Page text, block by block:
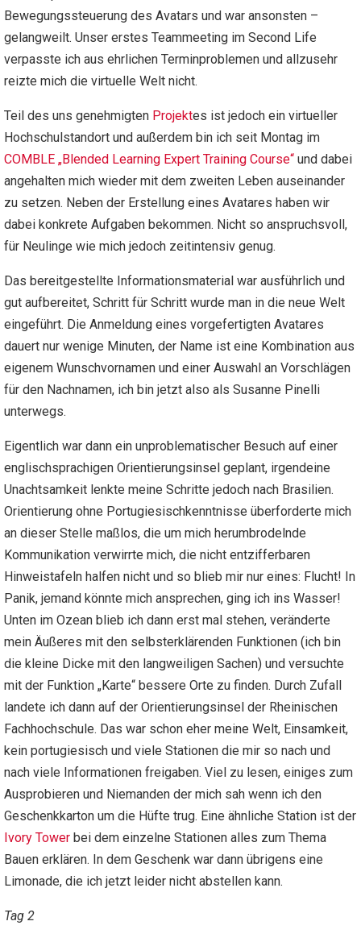
Bewegungssteuerung des Avatars und war ansonsten –
gelangweilt. Unser erstes Teammeeting im Second Life
verpasste ich aus ehrlichen Terminproblemen und allzusehr
reizte mich die virtuelle Welt nicht.
Teil des uns genehmigten Projektes ist jedoch ein virtueller
Hochschulstandort und außerdem bin ich seit Montag im
COMBLE „Blended Learning Expert Training Course“ und dabei
angehalten mich wieder mit dem zweiten Leben auseinander
zu setzen. Neben der Erstellung eines Avatares haben wir
dabei konkrete Aufgaben bekommen. Nicht so anspruchsvoll,
für Neulinge wie mich jedoch zeitintensiv genug.
Das bereitgestellte Informationsmaterial war ausführlich und
gut aufbereitet, Schritt für Schritt wurde man in die neue Welt
eingeführt. Die Anmeldung eines vorgefertigten Avatares
dauert nur wenige Minuten, der Name ist eine Kombination aus
eigenem Wunschvornamen und einer Auswahl an Vorschlägen
für den Nachnamen, ich bin jetzt also als Susanne Pinelli
unterwegs.
Eigentlich war dann ein unproblematischer Besuch auf einer
englischsprachigen Orientierungsinsel geplant, irgendeine
Unachtsamkeit lenkte meine Schritte jedoch nach Brasilien.
Orientierung ohne Portugiesischkenntnisse überforderte mich
an dieser Stelle maßlos, die um mich herumbrodelnde
Kommunikation verwirrte mich, die nicht entzifferbaren
Hinweistafeln halfen nicht und so blieb mir nur eines: Flucht! In
Panik, jemand könnte mich ansprechen, ging ich ins Wasser!
Unten im Ozean blieb ich dann erst mal stehen, veränderte
mein Äußeres mit den selbsterklärenden Funktionen (ich bin
die kleine Dicke mit den langweiligen Sachen) und versuchte
mit der Funktion „Karte“ bessere Orte zu finden. Durch Zufall
landete ich dann auf der Orientierungsinsel der Rheinischen
Fachhochschule. Das war schon eher meine Welt, Einsamkeit,
kein portugiesisch und viele Stationen die mir so nach und
nach viele Informationen freigaben. Viel zu lesen, einiges zum
Ausprobieren und Niemanden der mich sah wenn ich den
Geschenkkarton um die Hüfte trug. Eine ähnliche Station ist der
Ivory Tower bei dem einzelne Stationen alles zum Thema
Bauen erklären. In dem Geschenk war dann übrigens eine
Limonade, die ich jetzt leider nicht abstellen kann.
Tag 2